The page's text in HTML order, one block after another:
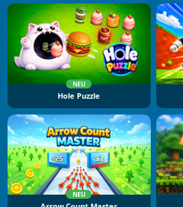
NEU
Hole Puzzle
NEU